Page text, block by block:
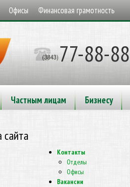
Офисы Финансовая грамотность
77-88-88
Частным лицам Бизнесу
сайта
Контакты
Отделы
Офисы
Вакансии